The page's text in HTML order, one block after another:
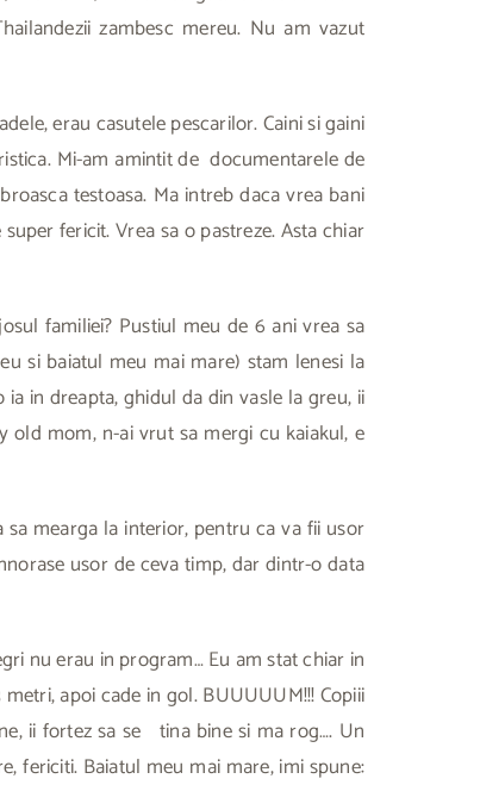
zambesc mereu. Nu am vazut
erau casutele pescarilor. Caini si gaini
Mi-am amintit de documentarele de
testoasa. Ma intreb daca vrea bani
fericit. Vrea sa o pastreze. Asta chiar
familiei? Pustiul meu de 6 ani vrea sa
si baiatul meu mai mare) stam lenesi la
in dreapta, ghidul da din vasle la greu, ii
old mom, n-ai vrut sa mergi cu kaiakul, e
mearga la interior, pentru ca va fii usor
usor de ceva timp, dar dintr-o data
nu erau in program… Eu am stat chiar in
apoi cade in gol. BUUUUUM!!! Copiii
ii fortez sa se tina bine si ma rog…. Un
fericiti. Baiatul meu mai mare, imi spune: